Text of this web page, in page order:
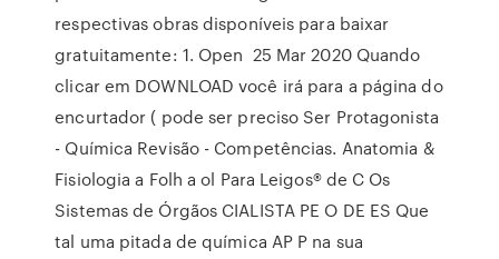
respectivas obras disponíveis para baixar
gratuitamente: 1. Open 25 Mar 2020 Quando
clicar em DOWNLOAD você irá para a página do
encurtador ( pode ser preciso Ser Protagonista
- Química Revisão - Competências. Anatomia &
Fisiologia a Folh a ol Para Leigos® de C Os
Sistemas de Órgãos CIALISTA PE O DE ES Que
tal uma pitada de química AP P na sua